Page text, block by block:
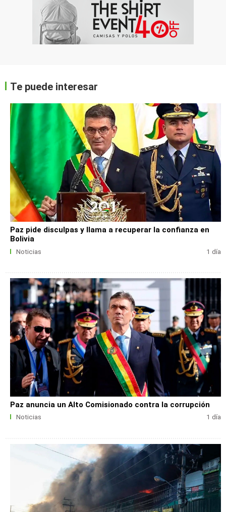
Te puede interesar
Paz pide disculpas y llama a recuperar la confianza en
Bolivia
Noticias 1 día
Paz anuncia un Alto Comisionado contra la corrupción
Noticias 1 día